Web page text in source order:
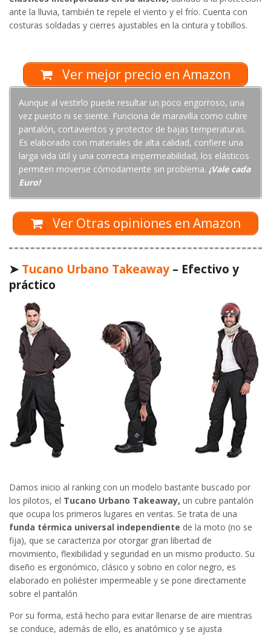
ante la lluvia, también te repele el viento y el frío. Cuenta con
costuras soldadas y cierres ajustables en la cintura y tobillos.
Ver mejor precio en Amazon
Aunque al vestirlo puede resultar un poco engorroso, una
vez puesto ni se siente. Funciona de maravilla como cubre
pantalón, cortavientos y protector de bajas temperaturas.
Es elaborado con materiales de alta calidad, confiere una
larga vida útil y una correcta impermeabilidad, los elásticos
permiten moverse cómodamente sin problema. ¡Vale cada
Euro!
Ver Otras opiniones en Amazon
➤ Tucano Urbano Takeaway – Efectivo y
práctico
Damos inicio al ranking con un modelo bastante buscado por
los pilotos, el Tucano Urbano Takeaway, un cubre pantalón
que ocupa los primeros lugares en ventas. Se trata de una
funda térmica universal independiente de la moto (no se
fija), que se caracteriza por otorgar gran libertad de
movimiento, flexibilidad y seguridad en un mismo producto. Su
diseño es ergonómico, clásico y sobrio en color negro, es
elaborado en poliéster impermeable y se pone directamente
sobre el pantalón
Por su forma, está hecho para evitar llenarse de aire mientras
se conduce, además de ello, es anatómico y se ajusta